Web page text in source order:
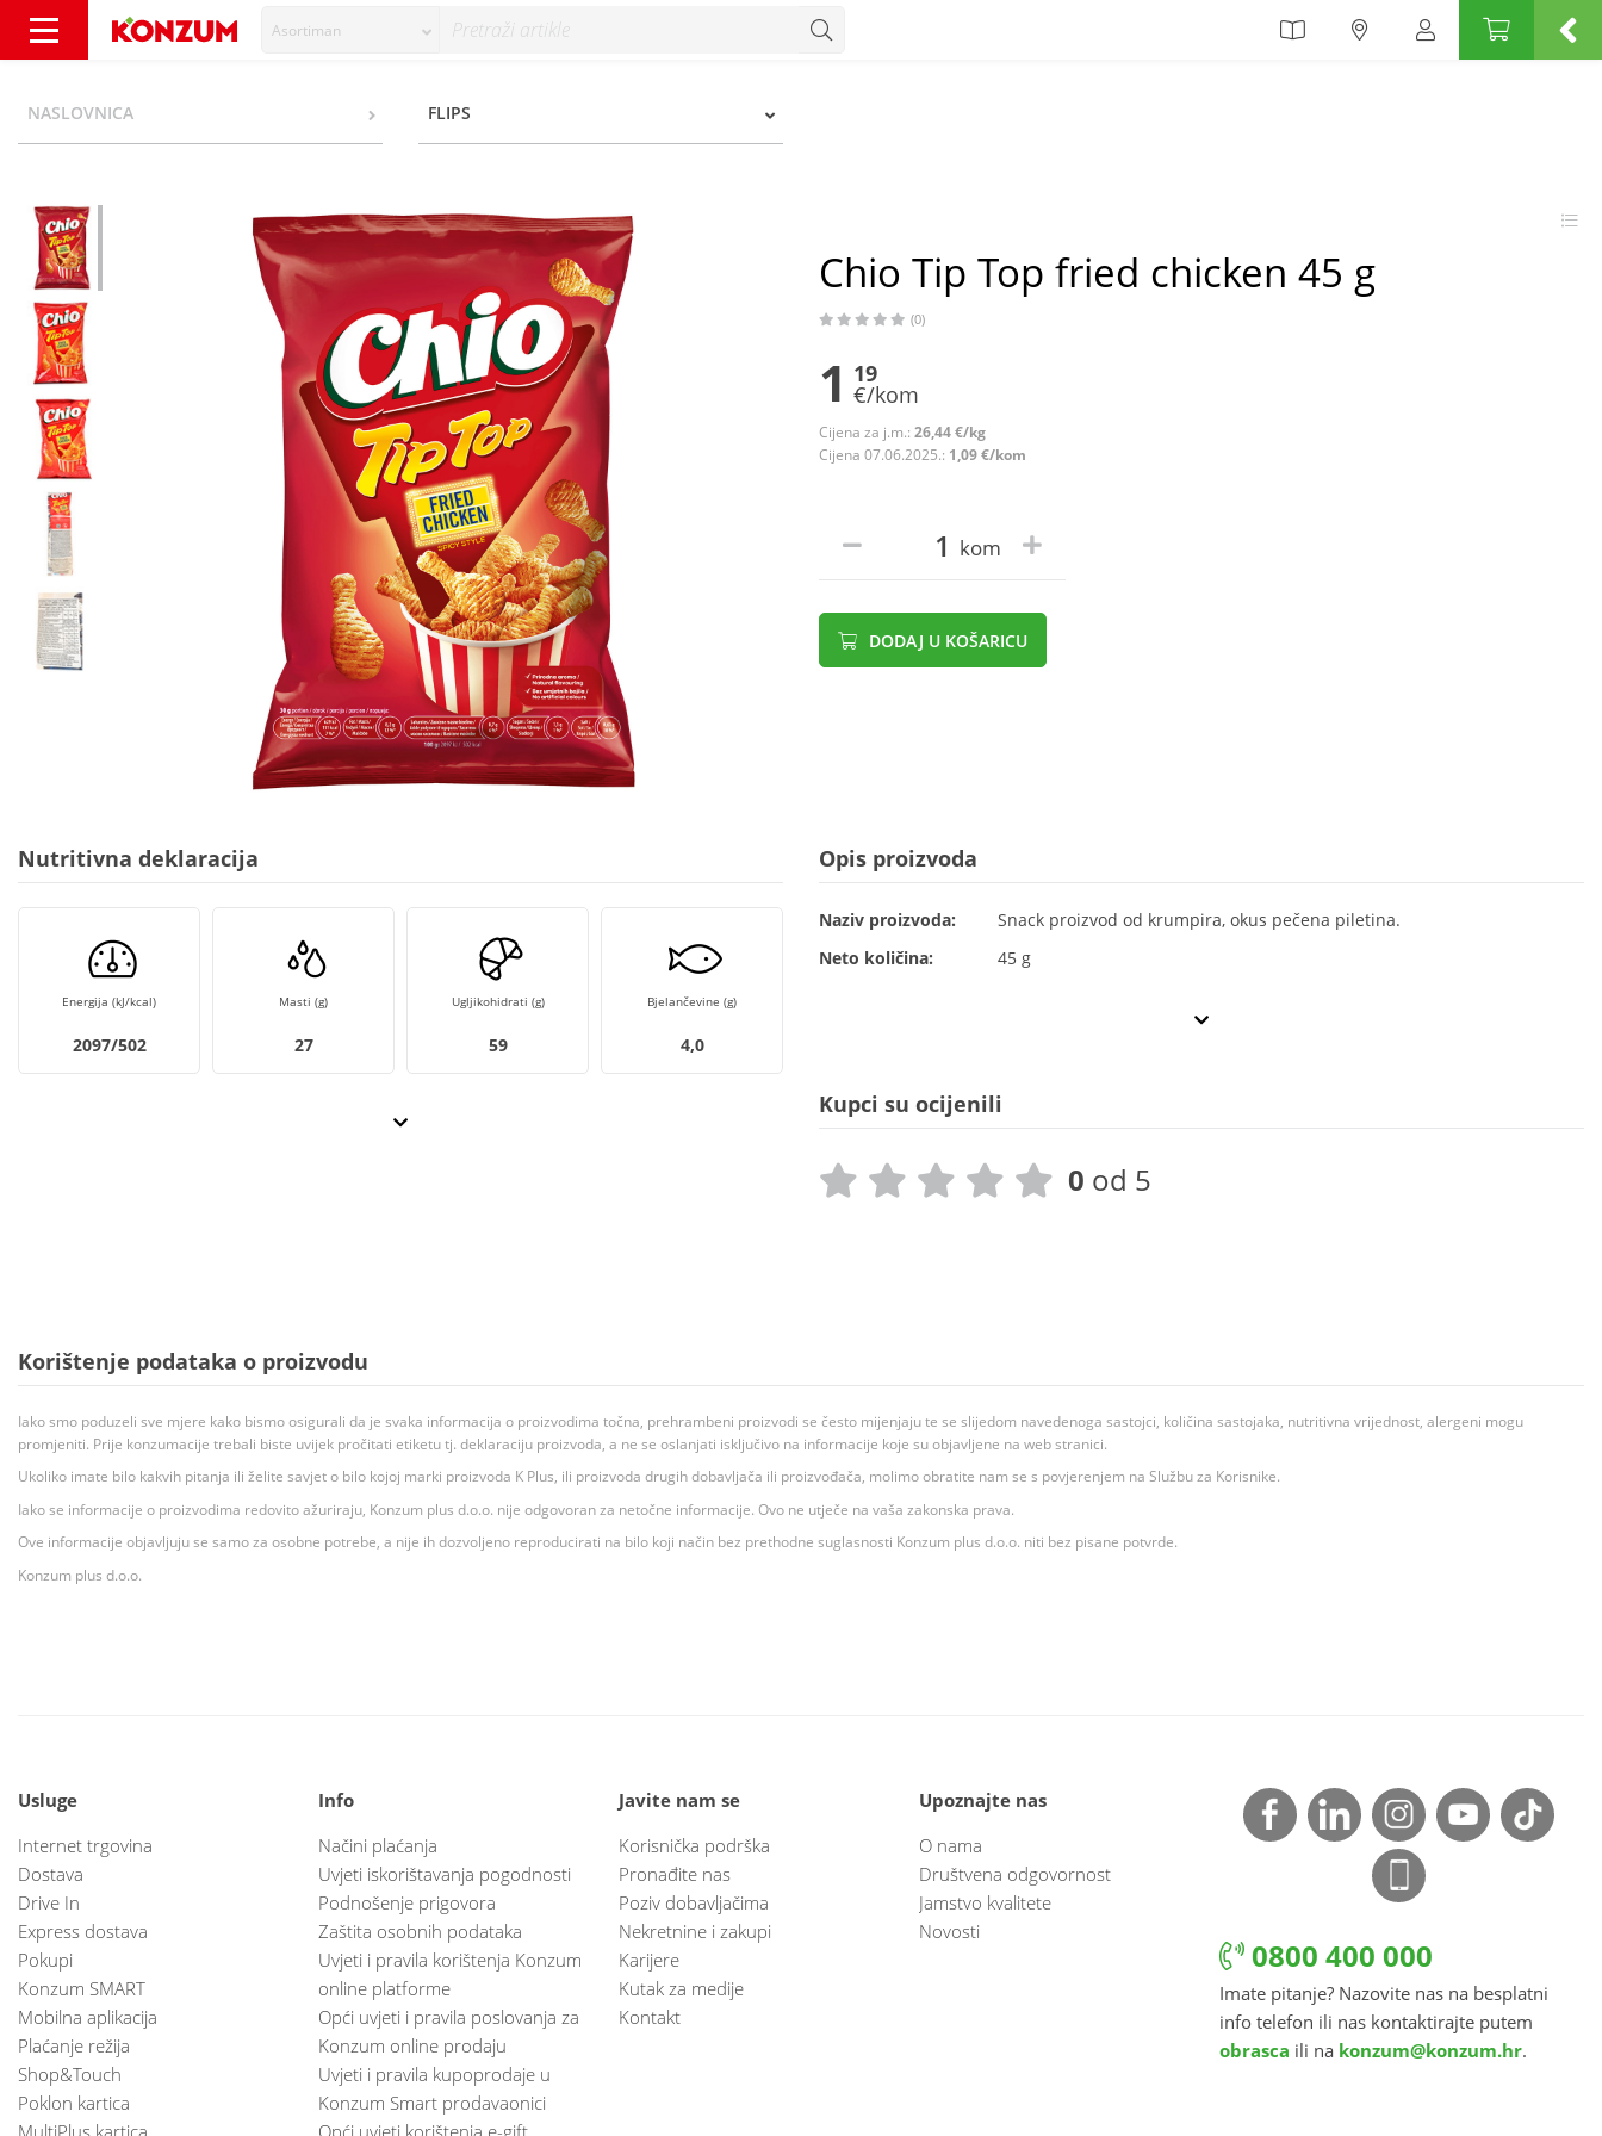
Asortiman
NASLOVNICA FLIPS
Chio Tip Top fried chicken 45 g
(0)
1 19
€/kom
Cijena za j.m.: 26,44 €/kg
Cijena 07.06.2025.: 1,09 €/kom
kom
DODAJ U KOŠARICU
Nutritivna deklaracija
Energija (kJ/kcal)
2097/502
Masti (g)
27
Ugljikohidrati (g)
59
Bjelančevine (g)
4,0
Opis proizvoda
Naziv proizvoda:
Snack proizvod od krumpira, okus pečena piletina.
Neto količina:
45 g
Kupci su ocijenili
0 od 5
Korištenje podataka o proizvodu
Iako smo poduzeli sve mjere kako bismo osigurali da je svaka informacija o proizvodima točna, prehrambeni proizvodi se često mijenjaju te se slijedom navedenoga sastojci, količina sastojaka, nutritivna vrijednost, alergeni mogu
promjeniti. Prije konzumacije trebali biste uvijek pročitati etiketu tj. deklaraciju proizvoda, a ne se oslanjati isključivo na informacije koje su objavljene na web stranici.
Ukoliko imate bilo kakvih pitanja ili želite savjet o bilo kojoj marki proizvoda K Plus, ili proizvoda drugih dobavljača ili proizvođača, molimo obratite nam se s povjerenjem na Službu za Korisnike.
Iako se informacije o proizvodima redovito ažuriraju, Konzum plus d.o.o. nije odgovoran za netočne informacije. Ovo ne utječe na vaša zakonska prava.
Ove informacije objavljuju se samo za osobne potrebe, a nije ih dozvoljeno reproducirati na bilo koji način bez prethodne suglasnosti Konzum plus d.o.o. niti bez pisane potvrde.
Konzum plus d.o.o.
Usluge
Internet trgovina
Dostava
Drive In
Express dostava
Pokupi
Konzum SMART
Mobilna aplikacija
Plaćanje režija
Shop&Touch
Poklon kartica
MultiPlus kartica
Info
Načini plaćanja
Uvjeti iskorištavanja pogodnosti
Podnošenje prigovora
Zaštita osobnih podataka
Uvjeti i pravila korištenja Konzum
online platforme
Opći uvjeti i pravila poslovanja za
Konzum online prodaju
Uvjeti i pravila kupoprodaje u
Konzum Smart prodavaonici
Opći uvjeti korištenja e-gift
Javite nam se
Korisnička podrška
Pronađite nas
Poziv dobavljačima
Nekretnine i zakupi
Karijere
Kutak za medije
Kontakt
Upoznajte nas
O nama
Društvena odgovornost
Jamstvo kvalitete
Novosti
0800 400 000
Imate pitanje? Nazovite nas na besplatni
info telefon ili nas kontaktirajte putem
obrasca ili na konzum@konzum.hr.